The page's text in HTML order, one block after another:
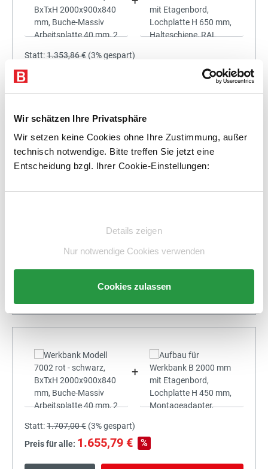
Wir schätzen Ihre Privatsphäre
Wir setzen keine Cookies ohne Ihre Zustimmung, außer
technisch notwendige. Bitte treffen Sie jetzt eine
Entscheidung bzgl. Ihrer Cookie-Einstellungen:
Details zeigen
Nur notwendige Cookies verwenden
Cookies zulassen
Statt:1.353,86 € (3%gespart)
Preis für alle:
1.481,19 € %
In den Warenkorb
+
Statt:1.707,00 € (3%gespart)
Preis für alle: 1.655,79 € %